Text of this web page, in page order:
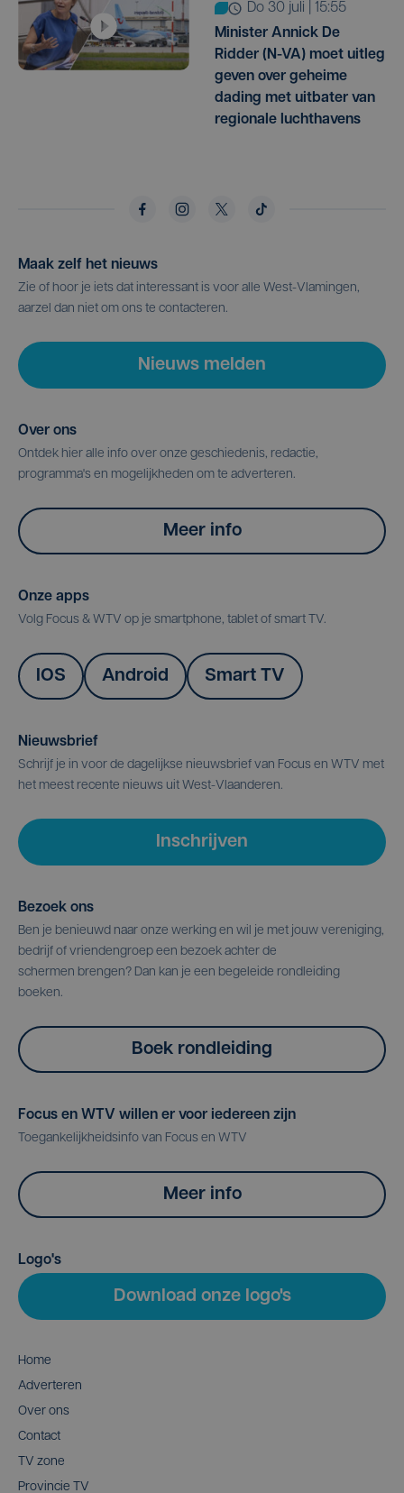
do 30 juli | 15:55
Minister Annick De
Ridder (N-VA) moet uitleg
geven over geheime
dading met uitbater van
regionale luchthavens
Maak zelf het nieuws
Zie of hoor je iets dat interessant is voor alle West-Vlamingen,
aarzel dan niet om ons te contacteren.
Nieuws melden
Over ons
Ontdek hier alle info over onze geschiedenis, redactie,
programma's en mogelijkheden om te adverteren.
Meer info
Onze apps
Volg Focus & WTV op je smartphone, tablet of smart TV.
IOS Android Smart TV
Nieuwsbrief
Schrijf je in voor de dagelijkse nieuwsbrief van Focus en WTV met
het meest recente nieuws uit West-Vlaanderen.
Inschrijven
Bezoek ons
Ben je benieuwd naar onze werking en wil je met jouw vereniging,
bedrijf of vriendengroep een bezoek achter de
schermen brengen? Dan kan je een begeleide rondleiding
boeken.
Boek rondleiding
Focus en WTV willen er voor iedereen zijn
Toegankelijkheidsinfo van Focus en WTV
Meer info
Logo's
Download onze logo's
Home
Adverteren
Over ons
Contact
TV zone
Provincie TV